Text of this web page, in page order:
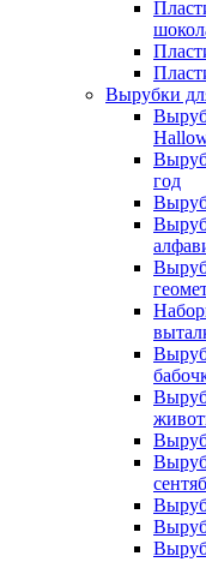
Вырубки
год